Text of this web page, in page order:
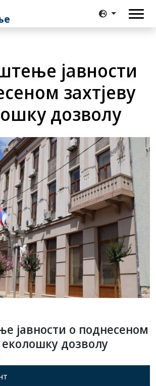
јавности
захтјеву
дозволу
јавности о поднесеном
еколошку дозволу